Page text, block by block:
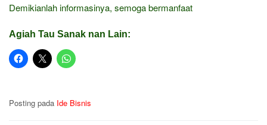
Demikianlah informasinya, semoga bermanfaat
Agiah Tau Sanak nan Lain:
Posting pada Ide Bisnis